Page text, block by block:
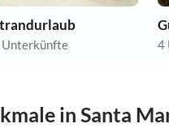
Unterkünfte 4
in Santa